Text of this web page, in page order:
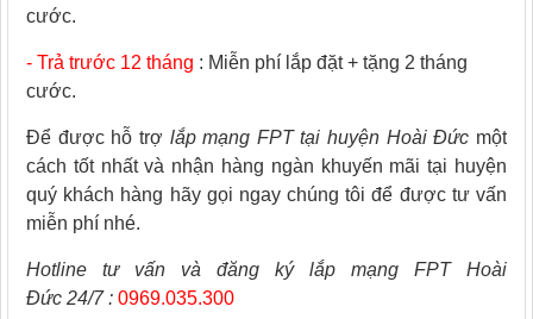
cước.
- Trả trước 12 tháng : Miễn phí lắp đặt + tặng 2 tháng
cước.
Để được hỗ trợ lắp mạng FPT tại huyện Hoài Đức một
cách tốt nhất và nhận hàng ngàn khuyến mãi tại huyện
quý khách hàng hãy gọi ngay chúng tôi để được tư vấn
miễn phí nhé.
Hotline tư vấn và đăng ký lắp mạng FPT Hoài
Đức 24/7 : 0969.035.300